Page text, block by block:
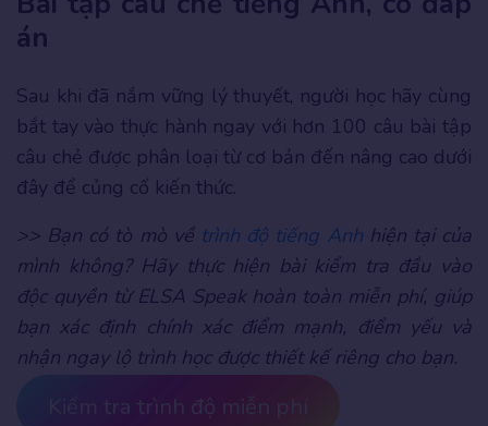
án
Sau khi đã nắm vững lý thuyết, người học hãy cùng
bắt tay vào thực hành ngay với hơn 100 câu bài tập
câu chẻ được phân loại từ cơ bản đến nâng cao dưới
đây để củng cố kiến thức.
>> Bạn có tò mò về trình độ tiếng Anhhiện tại của
mình không? Hãy thực hiện bài kiểm tra đầu vào
độc quyền từ ELSA Speak hoàn toàn miễn phí, giúp
bạn xác định chính xác điểm mạnh, điểm yếu và
nhận ngay lộ trình học được thiết kế riêng cho bạn.
Kiểm tra trình độ miễn phí